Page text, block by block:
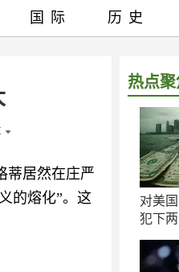
蒂居然在庄严
的熔化”。这
热点
对美
犯下
国际 历史